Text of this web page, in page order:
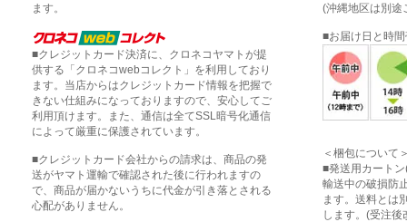
ます。
■クレジットカード決済に、クロネコヤマトが提
供する「クロネコwebコレクト」を利用しており
ます。当店からはクレジットカード情報を把握で
きない仕組みになっておりますので、安心してご
利用頂けます。また、通信は全てSSL暗号化通信
によって厳重に保護されています。
■クレジットカード会社からの請求は、商品の発
送がヤマト運輸で確認された後に行われますの
で、商品が届かないうちに代金が引き落とされる
心配がありません。
(沖縄地区は別途
■お届け日と時
＜梱包について
■発送用カート
輸送中の破損防
ます。送料とは
します。(受注